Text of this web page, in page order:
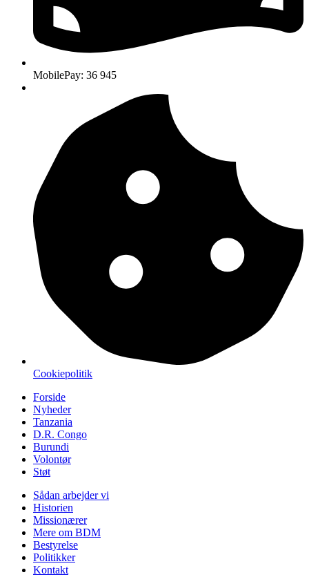
MobilePay: 36 945
Cookiepolitik
Forside
Nyheder
Tanzania
D.R. Congo
Burundi
Volontør
Støt
Sådan arbejder vi
Historien
Missionærer
Mere om BDM
Bestyrelse
Politikker
Kontakt